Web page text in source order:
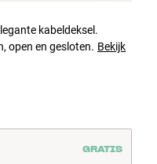
kabeldeksel.
open en gesloten. Bekijk
GRATIS